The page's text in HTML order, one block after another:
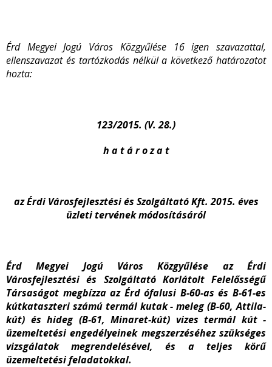
Érd Megyei Jogú Város Közgyűlése 16 igen szavazattal,
ellenszavazat és tartózkodás nélkül a következő határozatot
hozta:
123/2015. (V. 28.)
h a t á r o z a t
az Érdi Városfejlesztési és Szolgáltató Kft. 2015. éves
üzleti tervének módosításáról
Érd Megyei Jogú Város Közgyűlése az Érdi
Városfejlesztési és Szolgáltató Korlátolt Felelősségű
Társaságot megbízza az Érd ófalusi B-60-as és B-61-es
kútkataszteri számú termál kutak -meleg (B-60, Attila-
kút) és hideg (B-61, Minaret-kút) vizes termál kút -
üzemeltetési engedélyeinek megszerzéséhez szükséges
vizsgálatok megrendelésével, és a teljes körű
üzemeltetési feladatokkal.